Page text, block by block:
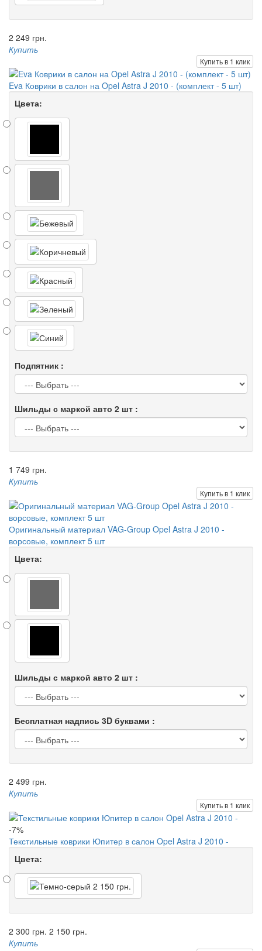
2 249 грн.
Купить
Купить в 1 клик
Eva Коврики в салон на Opel Astra J 2010 - (комплект - 5 шт)
Цвета:
Подпятник :
Шильды с маркой авто 2 шт :
1 749 грн.
Купить
Купить в 1 клик
Оригинальный материал VAG-Group Opel Astra J 2010 -
ворсовые, комплект 5 шт
Цвета:
Шильды с маркой авто 2 шт :
Бесплатная надпись 3D буквами :
2 499 грн.
Купить
Купить в 1 клик
-7%
Текстильные коврики Юпитер в салон Opel Astra J 2010 -
Цвета:
2 300 грн. 2 150 грн.
Купить